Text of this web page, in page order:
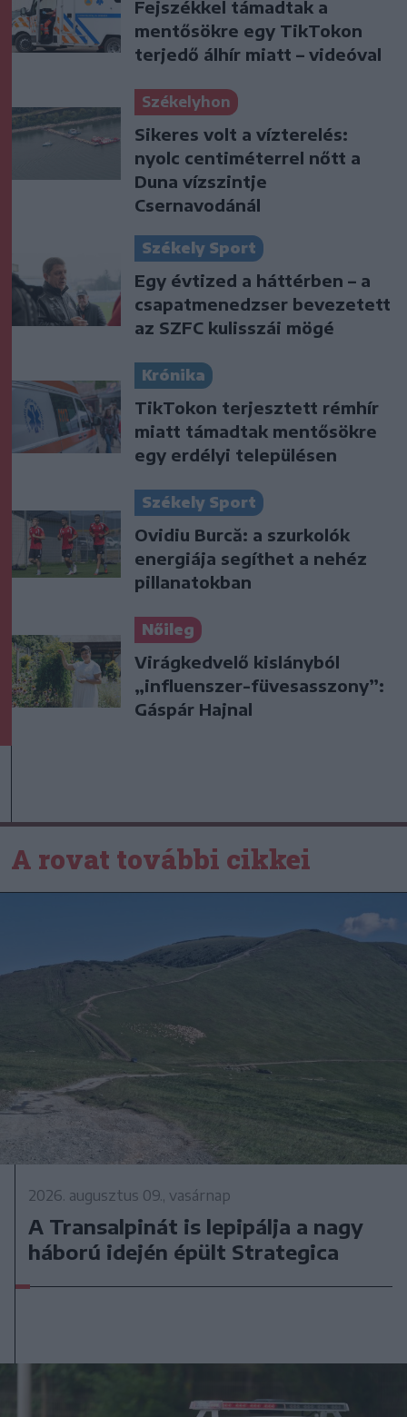
Fejszékkel támadtak a
mentősökre egy TikTokon
terjedő álhír miatt – videóval
Székelyhon
Sikeres volt a vízterelés:
nyolc centiméterrel nőtt a
Duna vízszintje
Csernavodánál
Székely Sport
Egy évtized a háttérben – a
csapatmenedzser bevezetett
az SZFC kulisszái mögé
Krónika
TikTokon terjesztett rémhír
miatt támadtak mentősökre
egy erdélyi településen
Székely Sport
Ovidiu Burcă: a szurkolók
energiája segíthet a nehéz
pillanatokban
Nőileg
Virágkedvelő kislányból
„influenszer-füvesasszony”:
Gáspár Hajnal
A rovat további cikkei
2026. augusztus 09., vasárnap
A Transalpinát is lepipálja a nagy
háború idején épült Strategica